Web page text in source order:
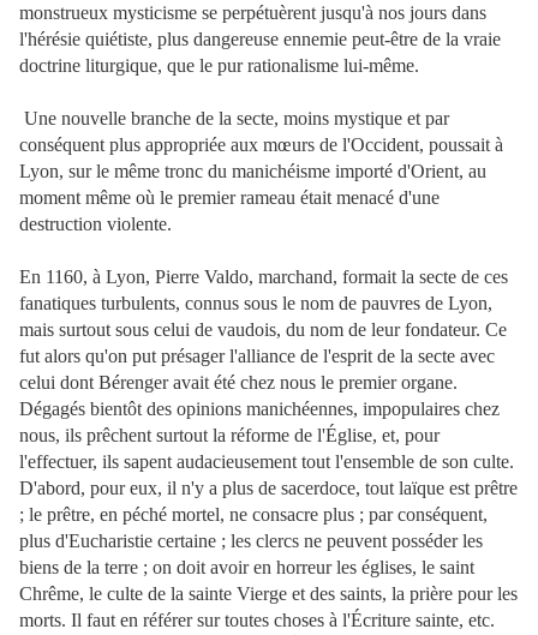
monstrueux mysticisme se perpétuèrent jusqu'à nos jours dans
l'hérésie quiétiste, plus dangereuse ennemie peut-être de la vraie
doctrine liturgique, que le pur rationalisme lui-même.
Une nouvelle branche de la secte, moins mystique et par
conséquent plus appropriée aux mœurs de l'Occident, poussait à
Lyon, sur le même tronc du manichéisme importé d'Orient, au
moment même où le premier rameau était menacé d'une
destruction violente.
En 1160, à Lyon, Pierre Valdo, marchand, formait la secte de ces
fanatiques turbulents, connus sous le nom de pauvres de Lyon,
mais surtout sous celui de vaudois, du nom de leur fondateur. Ce
fut alors qu'on put présager l'alliance de l'esprit de la secte avec
celui dont Bérenger avait été chez nous le premier organe.
Dégagés bientôt des opinions manichéennes, impopulaires chez
nous, ils prêchent surtout la réforme de l'Église, et, pour
l'effectuer, ils sapent audacieusement tout l'ensemble de son culte.
D'abord, pour eux, il n'y a plus de sacerdoce, tout laïque est prêtre
; le prêtre, en péché mortel, ne consacre plus ; par conséquent,
plus d'Eucharistie certaine ; les clercs ne peuvent posséder les
biens de la terre ; on doit avoir en horreur les églises, le saint
Chrême, le culte de la sainte Vierge et des saints, la prière pour les
morts. Il faut en référer sur toutes choses à l'Écriture sainte, etc.